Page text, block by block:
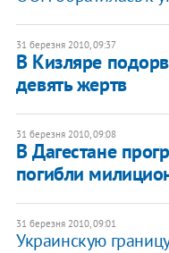
31 березня 2010, 09:37
В Кизляре
девять жертв
31 березня 2010, 09:08
В Дагестане
погибли
31 березня 2010, 09:01
Украинскую